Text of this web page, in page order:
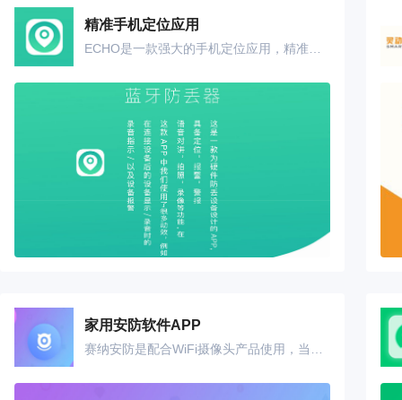
精准手机定位应用
ECHO是一款强大的手机定位应用，精准的定位可以让你随时了解家人的位置。在这个繁杂的社会里，家庭的安全需要得到关注，当年迈的父母独自出门时、当爱人深夜未归时、当孩子放学却迟迟没有回家时，你需要知道他们在哪，使用自在找，一键定位，精准追踪，关注家庭安全。配合ECHO智能防丢器，自在找还可以守护您的物品和手机安全。 当手机远离ECHO防丢器时，手机和防丢器会同时发出声音提醒。 当找不到防丢器时，可以通过自在找一键呼叫防丢器。 当防丢器丢失时，通过声明丢失功能，所有自在找用户都会帮您一起寻找，还可以分享到微信让好友一起找。 定位好友:添加好友，对方接收请求后，即可互相查看位置； 安全区域:设置安全区域，好友出入自动获得提醒； 位置记录:可查看好友长达4周的位置记录； 一键寻物:使用ECHO APP，可以一键呼叫物品； 防丢提醒:ECHO AP可以在物品远离手机时通过手机提醒您，防止物品丢失； 手机防丢:ECHO AP可以在手机远离时通过ECHO硬件产品提醒您，防止手机丢失； 丢失位置:ECHO AP会自动记录物品丢失的位置，在丢失后可以通过丢失位置进行寻找； 网络寻找:声明丢失后，所有自在找用户都会帮您一起寻找，还可以分享到微信让好友一起找。 使用场景: · 给父母使用，查看父母位置，贴心关怀，安全无忧！ · 给孩子使用，孩子放学没回家？一键查看位置，了解孩子动向！ · 和恋人使用，知道Ta已经下班了，开始做饭吧！ · 和闺蜜使用，一个位置，一起喝茶逛街看电影！ · 和好兄弟使用，兄弟有难，马上到场支援！ · ECHO防丢器放在钥匙、钱包上，妈妈再也不用担心我忘带钥匙钱包了！ · ECHO防丢器放在空调遥控器上，天冷了再也不会找不到空调遥控器而受冻了！
家用安防软件APP